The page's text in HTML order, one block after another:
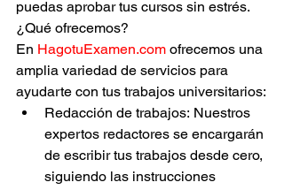
puedas aprobar tus cursos sin estrés.
¿Qué ofrecemos?
En HagotuExamen.com ofrecemos una
amplia variedad de servicios para
ayudarte con tus trabajos universitarios:
Redacción de trabajos: Nuestros
expertos redactores se encargarán
de escribir tus trabajos desde cero,
siguiendo las instrucciones